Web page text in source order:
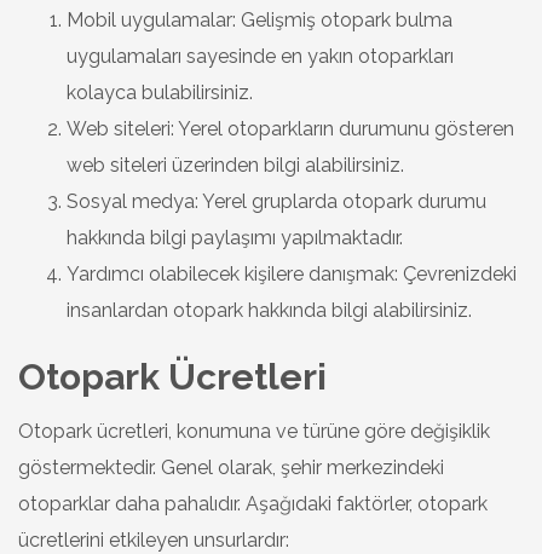
Mobil uygulamalar: Gelişmiş otopark bulma
uygulamaları sayesinde en yakın otoparkları
kolayca bulabilirsiniz.
Web siteleri: Yerel otoparkların durumunu gösteren
web siteleri üzerinden bilgi alabilirsiniz.
Sosyal medya: Yerel gruplarda otopark durumu
hakkında bilgi paylaşımı yapılmaktadır.
Yardımcı olabilecek kişilere danışmak: Çevrenizdeki
insanlardan otopark hakkında bilgi alabilirsiniz.
Otopark Ücretleri
Otopark ücretleri, konumuna ve türüne göre değişiklik
göstermektedir. Genel olarak, şehir merkezindeki
otoparklar daha pahalıdır. Aşağıdaki faktörler, otopark
ücretlerini etkileyen unsurlardır: